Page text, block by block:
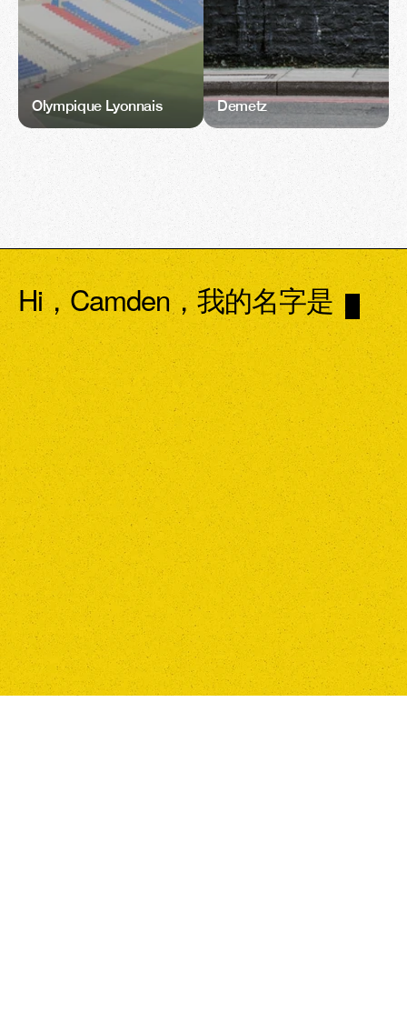
Olympique Lyonnais Demetz
Hi，Camden，我的名字是